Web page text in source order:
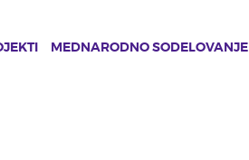
MEDNARODNO SODELOVANJE